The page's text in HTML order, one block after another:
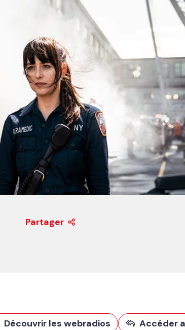
Partager
Découvrir les webradios Accéder